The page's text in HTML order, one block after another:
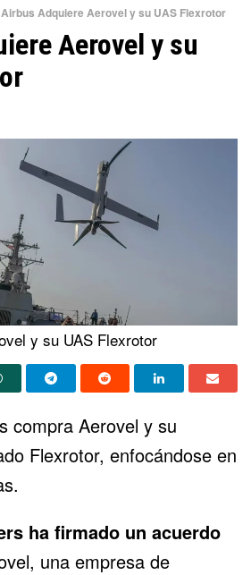
Airbus Adquiere Aerovel y su UAS Flexrotor
Aerovel y su
y su UAS Flexrotor
compra Aerovel y su
Flexrotor, enfocándose en
ha firmado un acuerdo
una empresa de